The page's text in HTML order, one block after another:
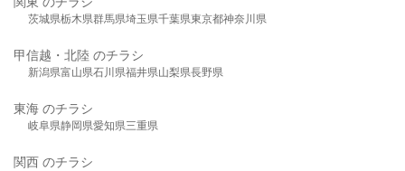
茨城県栃木県群馬県埼玉県千葉県東京都神奈川県
甲信越・北陸 のチラシ
新潟県富山県石川県福井県山梨県長野県
東海 のチラシ
岐阜県静岡県愛知県三重県
関西 のチラシ